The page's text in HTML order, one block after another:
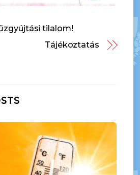
tilalom!
Tájékoztatás